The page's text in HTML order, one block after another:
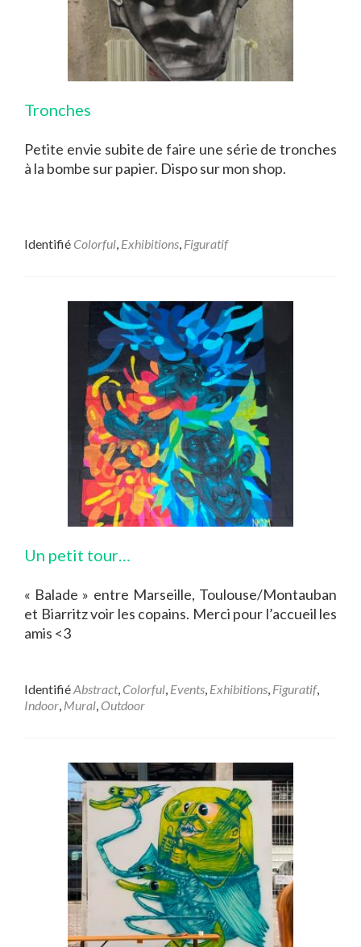
Tronches
Petite envie subite de faire une série de tronches
à la bombe sur papier. Dispo sur mon shop.
Identifié Colorful, Exhibitions, Figuratif
Un petit tour…
« Balade » entre Marseille, Toulouse/Montauban
et Biarritz voir les copains. Merci pour l’accueil les
amis <3
IdentifiéAbstract, Colorful, Events, Exhibitions, Figuratif,
Indoor, Mural, Outdoor